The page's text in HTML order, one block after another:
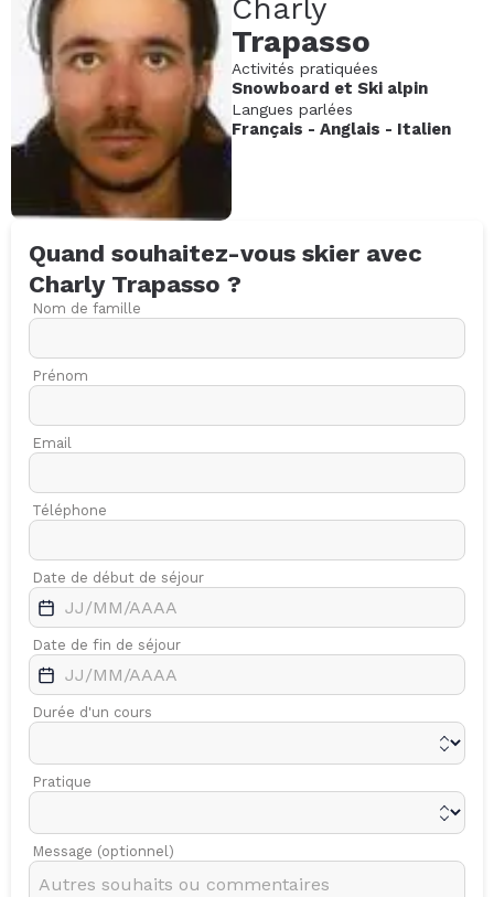
Charly
Trapasso
Activités pratiquées
Snowboard et Ski alpin
Langues parlées
Français - Anglais - Italien
Quand souhaitez-vous skier avec
Charly Trapasso ?
Nom de famille
Prénom
Email
Téléphone
Date de début de séjour
Date de fin de séjour
Durée d'un cours
Pratique
Message (optionnel)